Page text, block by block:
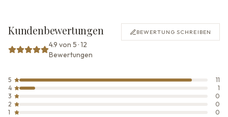
Kundenbewertungen
4.9 von 5 · 12
Bewertungen
BEWERTUNG SCHREIBEN
5
11
4
1
3
0
2
0
1
0